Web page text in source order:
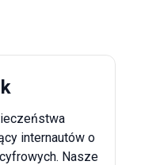
internautów o
Nasze